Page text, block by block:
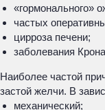
«гормонального»
частых
цирроза печени;
заболевания
Наиболее частой
застой желчи. В
механический;